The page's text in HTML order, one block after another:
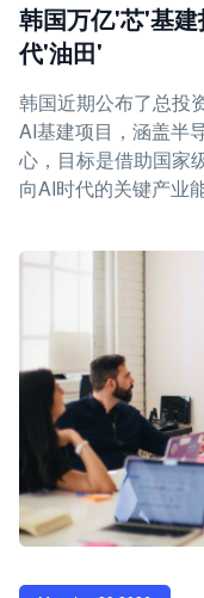
韩国万亿'芯'基
代'油田'
韩国近期公布了总投
AI基建项目，涵盖半
心，目标是借助国家
向AI时代的关键产业能